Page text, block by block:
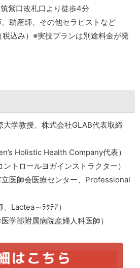
紫口改札口より徒歩4分
、助産師、その他セラピストなど
税込み）※実技プランは別途料金が発
大学教授、株式会社GLAB代表取締
Holistic Health Company代表）
トロールヨガインストラクター）
医師会医療センター、Professional
Lactea～ﾗｸﾃｱ）
学部附属病院産婦人科医師）